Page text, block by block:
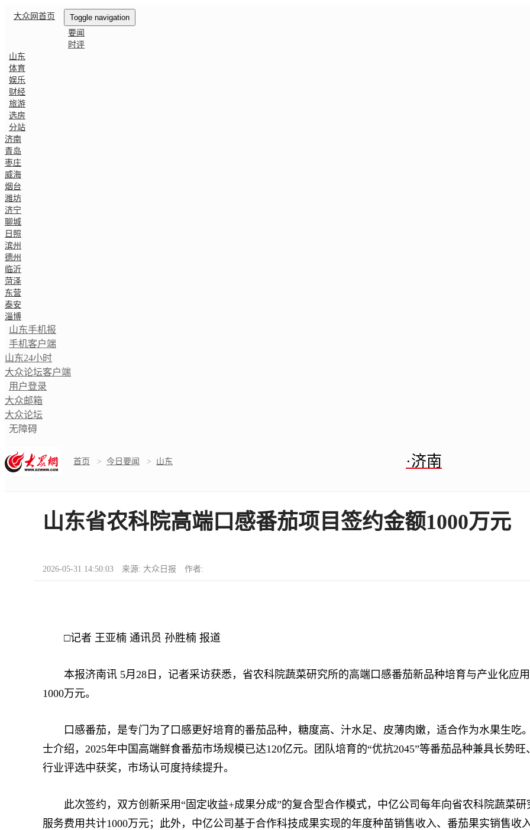
Toggle navigation
大众网首页
要闻
时评
山东
体育
娱乐
财经
旅游
选房
分站
济南
青岛
枣庄
威海
烟台
潍坊
济宁
聊城
日照
滨州
德州
临沂
菏泽
东营
泰安
淄博
山东手机报
手机客户端
山东24小时
大众论坛客户端
用户登录
大众邮箱
大众论坛
无障碍
·济南
首页 > 今日要闻 > 山东
山东省农科院高端口感番茄项目签约金额1000万元
2026-05-31 14:50:03 来源: 大众日报 作者:
□记者 王亚楠 通讯员 孙胜楠 报道
本报济南讯 5月28日，记者采访获悉，省农科院蔬菜研究所的高端口感番茄新品种培育与产业化应
1000万元。
口感番茄，是专门为了口感更好培育的番茄品种，糖度高、汁水足、皮薄肉嫩，适合作为水果生吃
士介绍，2025年中国高端鲜食番茄市场规模已达120亿元。团队培育的“优抗2045”等番茄品种兼具长势
行业评选中获奖，市场认可度持续提升。
此次签约，双方创新采用“固定收益+成果分成”的复合型合作模式，中亿公司每年向省农科院蔬菜研
服务费用共计1000万元；此外，中亿公司基于合作科技成果实现的年度种苗销售收入、番茄果实销售